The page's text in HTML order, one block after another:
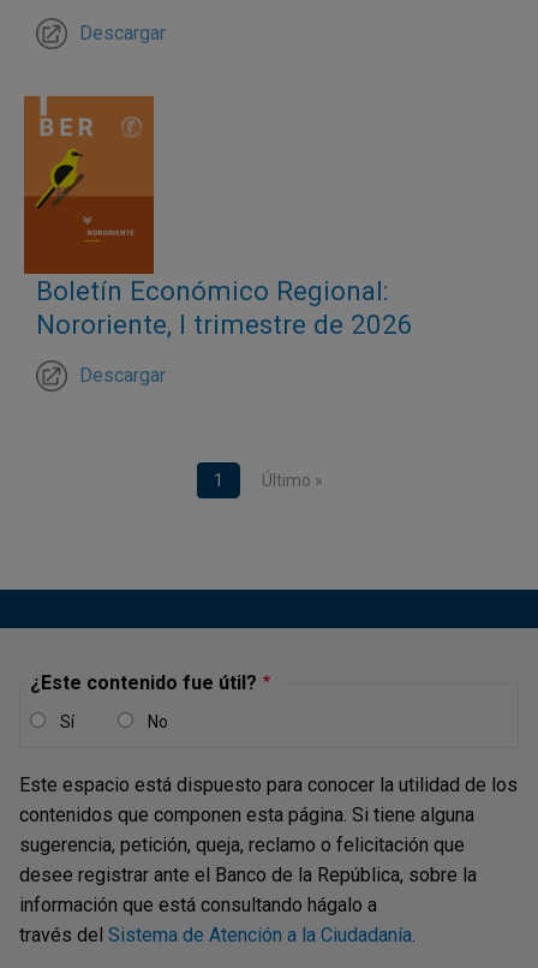
Descargar
Boletín Económico Regional:
Nororiente, I trimestre de 2026
Descargar
Página actual
1 Última página
Último »
¿Este contenido fue útil?
Sí No
Este espacio está dispuesto para conocer la utilidad de los
contenidos que componen esta página. Si tiene alguna
sugerencia, petición, queja, reclamo o felicitación que
desee registrar ante el Banco de la República, sobre la
información que está consultando hágalo a
través del Sistema de Atención a la Ciudadanía.